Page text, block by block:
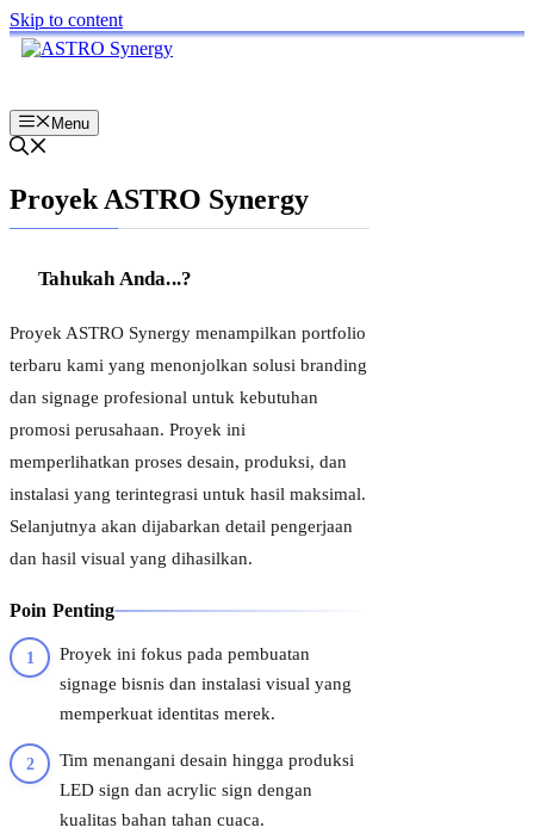
Skip to content
Menu
Proyek ASTRO Synergy
Tahukah Anda...?
Proyek ASTRO Synergy menampilkan portfolio
terbaru kami yang menonjolkan solusi branding
dan signage profesional untuk kebutuhan
promosi perusahaan. Proyek ini
memperlihatkan proses desain, produksi, dan
instalasi yang terintegrasi untuk hasil maksimal.
Selanjutnya akan dijabarkan detail pengerjaan
dan hasil visual yang dihasilkan.
Poin Penting
Proyek ini fokus pada pembuatan
signage bisnis dan instalasi visual yang
memperkuat identitas merek.
Tim menangani desain hingga produksi
LED sign dan acrylic sign dengan
kualitas bahan tahan cuaca.